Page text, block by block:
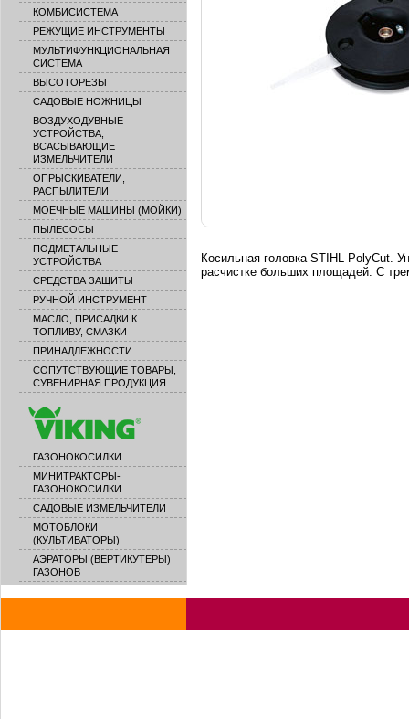
КОМБИСИСТЕМА
РЕЖУЩИЕ ИНСТРУМЕНТЫ
МУЛЬТИФУНКЦИОНАЛЬНАЯ
СИСТЕМА
ВЫСОТОРЕЗЫ
САДОВЫЕ НОЖНИЦЫ
ВОЗДУХОДУВНЫЕ
УСТРОЙСТВА,
ВСАСЫВАЮЩИЕ
ИЗМЕЛЬЧИТЕЛИ
ОПРЫСКИВАТЕЛИ,
РАСПЫЛИТЕЛИ
МОЕЧНЫЕ МАШИНЫ (МОЙКИ)
ПЫЛЕСОСЫ
ПОДМЕТАЛЬНЫЕ
УСТРОЙСТВА
СРЕДСТВА ЗАЩИТЫ
РУЧНОЙ ИНСТРУМЕНТ
МАСЛО, ПРИСАДКИ К
ТОПЛИВУ, СМАЗКИ
ПРИНАДЛЕЖНОСТИ
СОПУТСТВУЮЩИЕ ТОВАРЫ,
СУВЕНИРНАЯ ПРОДУКЦИЯ
ГАЗОНОКОСИЛКИ
МИНИТРАКТОРЫ-
ГАЗОНОКОСИЛКИ
САДОВЫЕ ИЗМЕЛЬЧИТЕЛИ
МОТОБЛОКИ
(КУЛЬТИВАТОРЫ)
АЭРАТОРЫ (ВЕРТИКУТЕРЫ)
ГАЗОНОВ
Косильная головка STIHL PolyCut.
расчистке больших площадей. С